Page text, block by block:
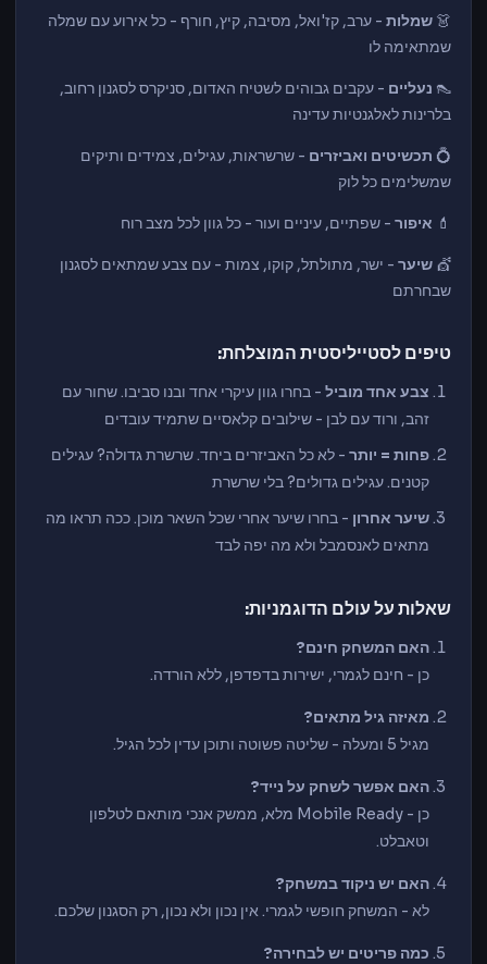
👗 שמלות - ערב, קז'ואל, מסיבה, קיץ, חורף - כל אירוע עם שמלה
שמתאימה לו
👠 נעליים - עקבים גבוהים לשטיח האדום, סניקרס לסגנון רחוב,
בלרינות לאלגנטיות עדינה
💍 תכשיטים ואביזרים - שרשראות, עגילים, צמידים ותיקים
שמשלימים כל לוק
💄 איפור - שפתיים, עיניים ועור - כל גוון לכל מצב רוח
💇 שיער - ישר, מתולתל, קוקו, צמות - עם צבע שמתאים לסגנון
שבחרתם
טיפים לסטייליסטית המוצלחת:
צבע אחד מוביל - בחרו גוון עיקרי אחד ובנו סביבו. שחור עם
זהב, ורוד עם לבן - שילובים קלאסיים שתמיד עובדים
פחות = יותר - לא כל האביזרים ביחד. שרשרת גדולה? עגילים
קטנים. עגילים גדולים? בלי שרשרת
שיער אחרון - בחרו שיער אחרי שכל השאר מוכן. ככה תראו מה
מתאים לאנסמבל ולא מה יפה לבד
שאלות על עולם הדוגמניות:
האם המשחק חינם?
כן - חינם לגמרי, ישירות בדפדפן, ללא הורדה.
מאיזה גיל מתאים?
מגיל 5 ומעלה - שליטה פשוטה ותוכן עדין לכל הגיל.
האם אפשר לשחק על נייד?
כן - Mobile Ready מלא, ממשק אנכי מותאם לטלפון
וטאבלט.
האם יש ניקוד במשחק?
לא - המשחק חופשי לגמרי. אין נכון ולא נכון, רק הסגנון שלכם.
כמה פריטים יש לבחירה?